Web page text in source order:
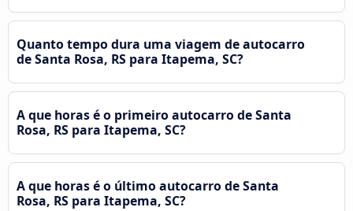
Quanto tempo dura uma viagem de autocarro
de Santa Rosa, RS para Itapema, SC?
A que horas é o primeiro autocarro de Santa
Rosa, RS para Itapema, SC?
A que horas é o último autocarro de Santa
Rosa, RS para Itapema, SC?